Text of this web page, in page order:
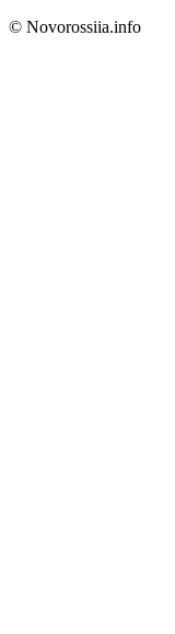
© Novorossiia.info